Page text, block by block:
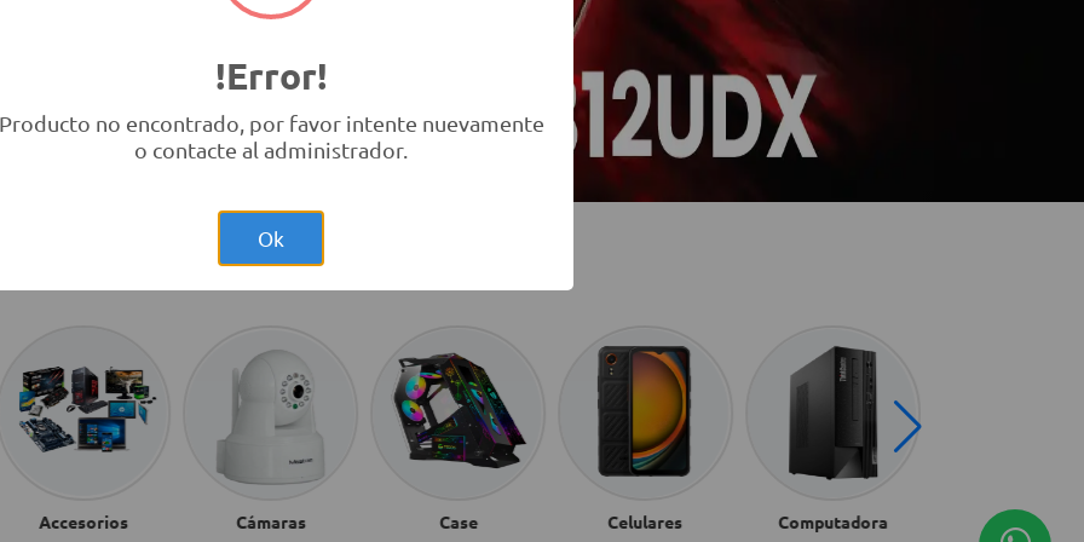
Accesorios Cámaras Case Celulares Computadora Discos Duros
!Error!
no encontrado, por favor intente nuevamente
o contacte al administrador.
Ok